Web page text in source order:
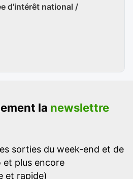
d'intérêt national /
la newslettre
sorties du week-end et de
et plus encore
et rapide)